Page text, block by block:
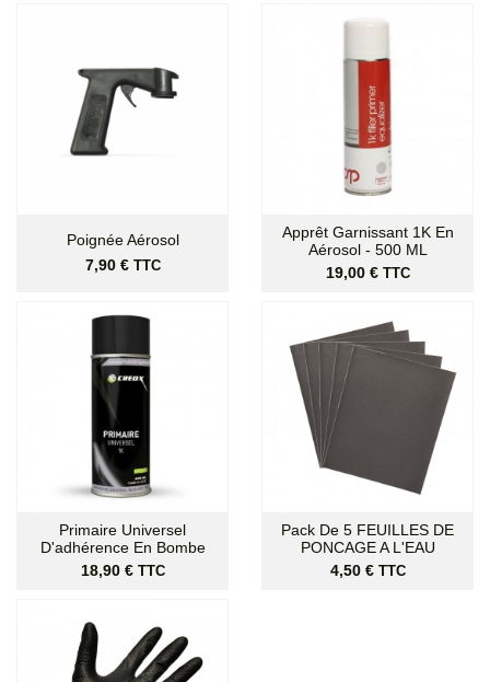
Poignée Aérosol
Prix
7,90 € TTC
Apprêt Garnissant 1K En
Aérosol - 500 ML
Prix
19,00 € TTC
Primaire Universel
D'adhérence En Bombe
Prix
18,90 € TTC
Pack De 5 FEUILLES DE
PONCAGE A L'EAU
Prix
4,50 € TTC